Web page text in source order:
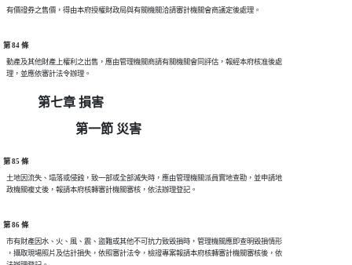
第 84 條
  動產及其他財產上權利之出售，應由管理機關商請有關機關會同評估，報經本府核准後處
第七章 損害
第一節 災害
第 85 條
  土地因流失、塌落或侵蝕，致一部或全部滅失時，應由管理機關派員實地查勘，並申請地
第 86 條
  市有財產因水、火、風、震、盜難或其他不可抗力致毀損時，管理機關應即查明毀損情形
  ，攝取現場照片及估計損失，依照審計法令，檢證專案報請本府核轉審計機關審核後，依